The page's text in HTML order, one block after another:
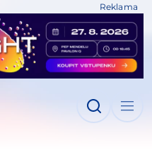
Reklama